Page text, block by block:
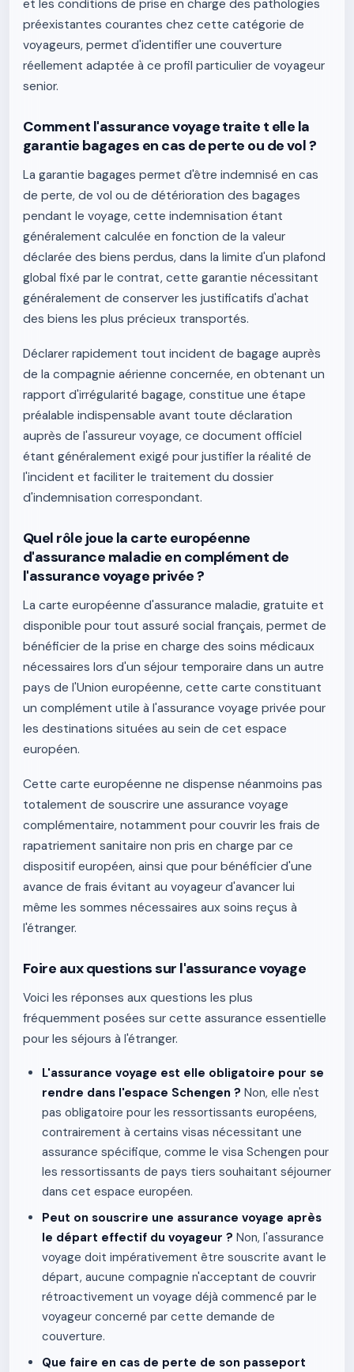
et les conditions de prise en charge des pathologies
préexistantes courantes chez cette catégorie de
voyageurs, permet d'identifier une couverture
réellement adaptée à ce profil particulier de voyageur
senior.
Comment l'assurance voyage traite t elle la
garantie bagages en cas de perte ou de vol ?
La garantie bagages permet d'être indemnisé en cas
de perte, de vol ou de détérioration des bagages
pendant le voyage, cette indemnisation étant
généralement calculée en fonction de la valeur
déclarée des biens perdus, dans la limite d'un plafond
global fixé par le contrat, cette garantie nécessitant
généralement de conserver les justificatifs d'achat
des biens les plus précieux transportés.
Déclarer rapidement tout incident de bagage auprès
de la compagnie aérienne concernée, en obtenant un
rapport d'irrégularité bagage, constitue une étape
préalable indispensable avant toute déclaration
auprès de l'assureur voyage, ce document officiel
étant généralement exigé pour justifier la réalité de
l'incident et faciliter le traitement du dossier
d'indemnisation correspondant.
Quel rôle joue la carte européenne
d'assurance maladie en complément de
l'assurance voyage privée ?
La carte européenne d'assurance maladie, gratuite et
disponible pour tout assuré social français, permet de
bénéficier de la prise en charge des soins médicaux
nécessaires lors d'un séjour temporaire dans un autre
pays de l'Union européenne, cette carte constituant
un complément utile à l'assurance voyage privée pour
les destinations situées au sein de cet espace
européen.
Cette carte européenne ne dispense néanmoins pas
totalement de souscrire une assurance voyage
complémentaire, notamment pour couvrir les frais de
rapatriement sanitaire non pris en charge par ce
dispositif européen, ainsi que pour bénéficier d'une
avance de frais évitant au voyageur d'avancer lui
même les sommes nécessaires aux soins reçus à
l'étranger.
Foire aux questions sur l'assurance voyage
Voici les réponses aux questions les plus
fréquemment posées sur cette assurance essentielle
pour les séjours à l'étranger.
L'assurance voyage est elle obligatoire pour se
rendre dans l'espace Schengen ? Non, elle n'est
pas obligatoire pour les ressortissants européens,
contrairement à certains visas nécessitant une
assurance spécifique, comme le visa Schengen pour
les ressortissants de pays tiers souhaitant séjourner
dans cet espace européen.
Peut on souscrire une assurance voyage après
le départ effectif du voyageur ? Non, l'assurance
voyage doit impérativement être souscrite avant le
départ, aucune compagnie n'acceptant de couvrir
rétroactivement un voyage déjà commencé par le
voyageur concerné par cette demande de
couverture.
Que faire en cas de perte de son passeport